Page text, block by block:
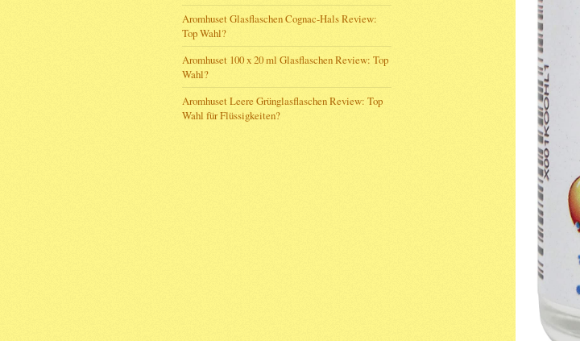
Aromhuset Glasflaschen Cognac-Hals Review:
Top Wahl?
Aromhuset 100 x 20 ml Glasflaschen Review: Top
Wahl?
Aromhuset Leere Grünglasflaschen Review: Top
Wahl für Flüssigkeiten?